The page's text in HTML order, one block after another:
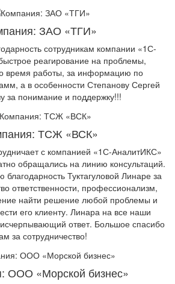
ЗАО «ТГИ»
сотрудникам компании «1С-
реагирование на проблемы,
время работы, за информацию по
а в особенности Степанову Сергей
за понимание и поддержку!!!
ТСЖ «ВСК»
с компанией «1С-АналитИКС»
обращались на линию консультаций.
Туктагуловой Линаре за
ответственности, профессионализм,
найти решение любой проблемы и
его клиенту. Линара на все наши
ответ. Большое спасибо
за сотрудничество!
ООО «Морской бизнес»